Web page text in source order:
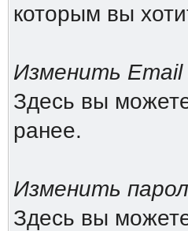
которым вы
Изменить Email
Здесь вы
ранее.
Изменить
Здесь вы